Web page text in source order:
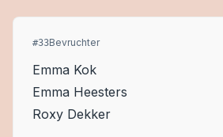
#33Bevruchter
Emma Kok
Emma Heesters
Roxy Dekker